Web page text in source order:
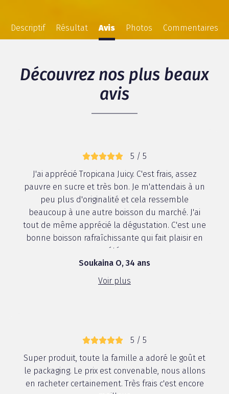
Descriptif Résultat Avis Photos Commentaires
Découvrez nos plus beaux
avis
5 / 5
J'ai apprécié Tropicana Juicy. C'est frais, assez
pauvre en sucre et très bon. Je m'attendais à un
peu plus d'originalité et cela ressemble
beaucoup à une autre boisson du marché. J'ai
tout de même apprécié la dégustation. C'est une
bonne boisson rafraîchissante qui fait plaisir en
été.
Soukaina O, 34 ans
Voir plus
5 / 5
Super produit, toute la famille a adoré le goût et
le packaging. Le prix est convenable, nous allons
en racheter certainement. Très frais c'est encore